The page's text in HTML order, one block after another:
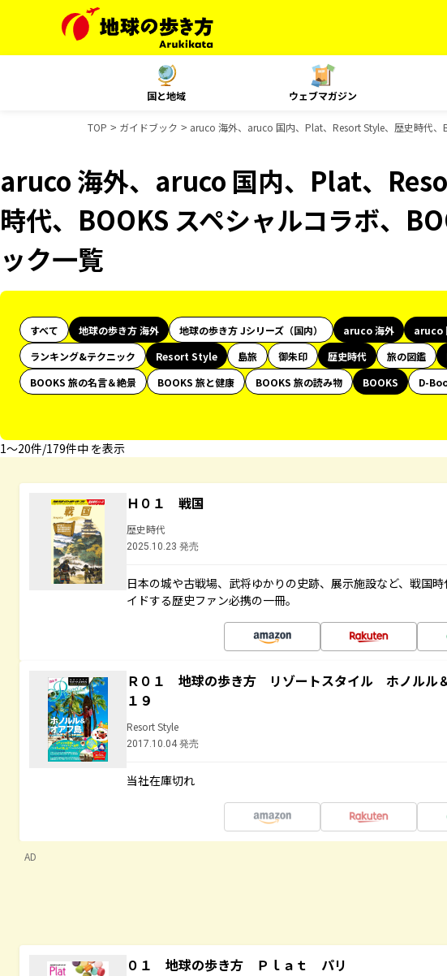
国と地域 ウェブマガジン
TOP ガイドブック aruco 海外、aruco 国内、Plat、Resort Style、歴史時代
aruco 海外、aruco 国内、Plat、
時代、BOOKS スペシャルコラボ、
ック一覧
すべて 地球の歩き方 海外 地球の歩き方 Jシリーズ（国内） aruco 海外 aruco
ランキング&テクニック
Resort Style 島旅 御朱印 歴史時代 旅の図鑑
BOOKS 旅の名言＆絶景
BOOKS 旅と健康 BOOKS 旅の読み物 BOOKS
D-
1〜20件/179件中 を表示
Ｈ０１ 戦国
歴史時代
2025.10.23 発売
日本の城や古戦場、武将ゆかりの史跡、展示施設など、戦国
イドする歴史ファン必携の一冊。
Ｒ０１ 地球の歩き方 リゾートスタイル ホノルル
１９
Resort Style
2017.10.04 発売
当社在庫切れ
AD
０１ 地球の歩き方 Ｐｌａｔ パリ